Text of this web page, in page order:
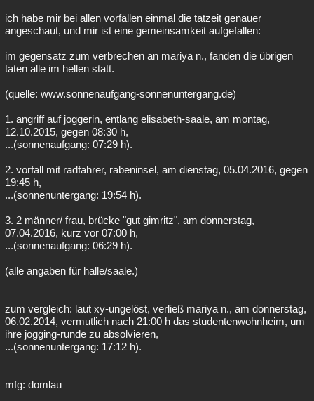
ich habe mir bei allen vorfällen einmal die tatzeit genauer
angeschaut, und mir ist eine gemeinsamkeit aufgefallen:
im gegensatz zum verbrechen an mariya n., fanden die übrigen
taten alle im hellen statt.
(quelle: www.sonnenaufgang-sonnenuntergang.de)
1. angriff auf joggerin, entlang elisabeth-saale, am montag,
12.10.2015, gegen 08:30 h,
...(sonnenaufgang: 07:29 h).
2. vorfall mit radfahrer, rabeninsel, am dienstag, 05.04.2016, gegen
19:45 h,
...(sonnenuntergang: 19:54 h).
3. 2 männer/ frau, brücke "gut gimritz", am donnerstag,
07.04.2016, kurz vor 07:00 h,
...(sonnenaufgang: 06:29 h).
(alle angaben für halle/saale.)
zum vergleich: laut xy-ungelöst, verließ mariya n., am donnerstag,
06.02.2014, vermutlich nach 21:00 h das studentenwohnheim, um
ihre jogging-runde zu absolvieren,
...(sonnenuntergang: 17:12 h).
mfg: domlau